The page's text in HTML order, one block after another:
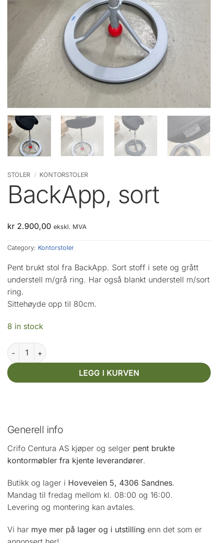
STOLER / KONTORSTOLER
BackApp, sort
kr 2.900,00 ekskl. MVA
Category: Kontorstoler
Pent brukt stol fra BackApp. Sort stoff i sete og grått
understell m/grå ring. Har også blankt understell m/sort
ring.
Sittehøyde opp til 80cm.
8 in stock
BackApp, sort quantity
LEGG I KURVEN
Generell info
Crifo Centura AS kjøper og selger pent brukte
kontormøbler fra kjente leverandører.
Butikk og lager i Hoveveien 5, 4306 Sandnes.
Mandag til fredag mellom kl. 08:00 og 16:00.
Levering og montering kan avtales.
Vi har mye mer på lager og i utstilling enn det som er